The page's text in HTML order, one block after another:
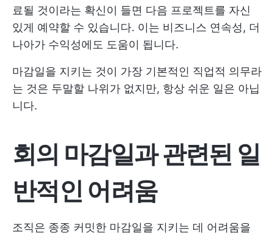
료될 것이라는 확신이 들면 다음 프로젝트를 자신
있게 예약할 수 있습니다. 이는 비즈니스 연속성, 더
나아가 수익성에도 도움이 됩니다.
마감일을 지키는 것이 가장 기본적인 직업적 의무라
는 것은 두말할 나위가 없지만, 항상 쉬운 일은 아닙
니다.
회의 마감일과 관련된 일
반적인 어려움
조직은 종종 커밋한 마감일을 지키는 데 어려움을